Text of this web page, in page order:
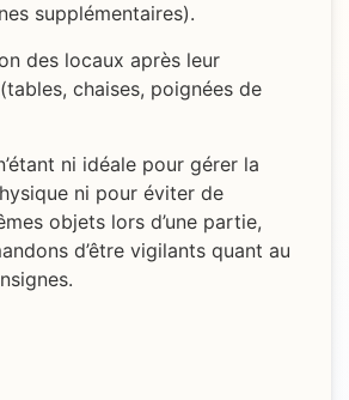
supplémentaires).
des locaux après leur
chaises, poignées de
ni idéale pour gérer la
ni pour éviter de
objets lors d’une partie,
d’être vigilants quant au